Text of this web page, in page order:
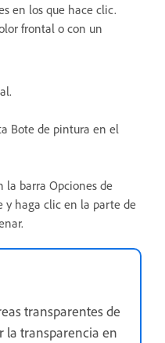
en los que hace clic.
frontal o con un
Bote de pintura en el
la barra Opciones de
y haga clic en la parte de
transparentes de
la transparencia en